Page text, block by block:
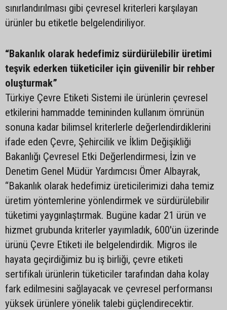
sınırlandırılması gibi çevresel kriterleri karşılayan
ürünler bu etiketle belgelendiriliyor.
“Bakanlık olarak hedefimiz sürdürülebilir üretimi
teşvik ederken tüketiciler için güvenilir bir rehber
oluşturmak”
Türkiye Çevre Etiketi Sistemi ile ürünlerin çevresel
etkilerini hammadde temininden kullanım ömrünün
sonuna kadar bilimsel kriterlerle değerlendirdiklerini
ifade eden Çevre, Şehircilik ve İklim Değişikliği
Bakanlığı Çevresel Etki Değerlendirmesi, İzin ve
Denetim Genel Müdür Yardımcısı Ömer Albayrak,
“Bakanlık olarak hedefimiz üreticilerimizi daha temiz
üretim yöntemlerine yönlendirmek ve sürdürülebilir
tüketimi yaygınlaştırmak. Bugüne kadar 21 ürün ve
hizmet grubunda kriterler yayımladık, 600'ün üzerinde
ürünü Çevre Etiketi ile belgelendirdik. Migros ile
hayata geçirdiğimiz bu iş birliği, çevre etiketi
sertifikalı ürünlerin tüketiciler tarafından daha kolay
fark edilmesini sağlayacak ve çevresel performansı
yüksek ürünlere yönelik talebi güçlendirecektir.